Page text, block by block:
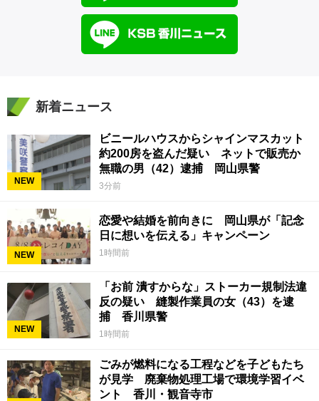
新着ニュース
NEW
ビニールハウスからシャインマスカット
約200房を盗んだ疑い ネットで販売か
無職の男（42）逮捕 岡山県警
3分前
NEW
恋愛や結婚を前向きに 岡山県が「記念
日に想いを伝える」キャンペーン
1時間前
NEW
「お前 潰すからな」ストーカー規制法違
反の疑い 縫製作業員の女（43）を逮
捕 香川県警
1時間前
ごみが燃料になる工程などを子どもたち
が見学 廃棄物処理工場で環境学習イベ
ント 香川・観音寺市